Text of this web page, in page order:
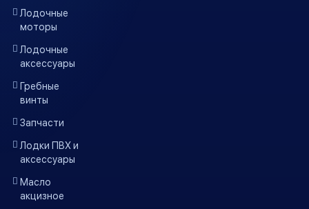
Лодочные
моторы
Лодочные
аксессуары
Гребные
винты
Запчасти
Лодки ПВХ и
аксессуары
Масло
акцизное